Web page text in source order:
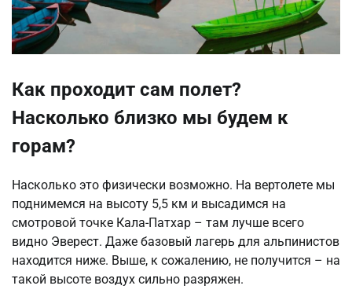
Как проходит сам полет?
Насколько близко мы будем к
горам?
Насколько это физически возможно. На вертолете мы
поднимемся на высоту 5,5 км и высадимся на
смотровой точке Кала-Патхар – там лучше всего
видно Эверест. Даже базовый лагерь для альпинистов
находится ниже. Выше, к сожалению, не получится – на
такой высоте воздух сильно разряжен.